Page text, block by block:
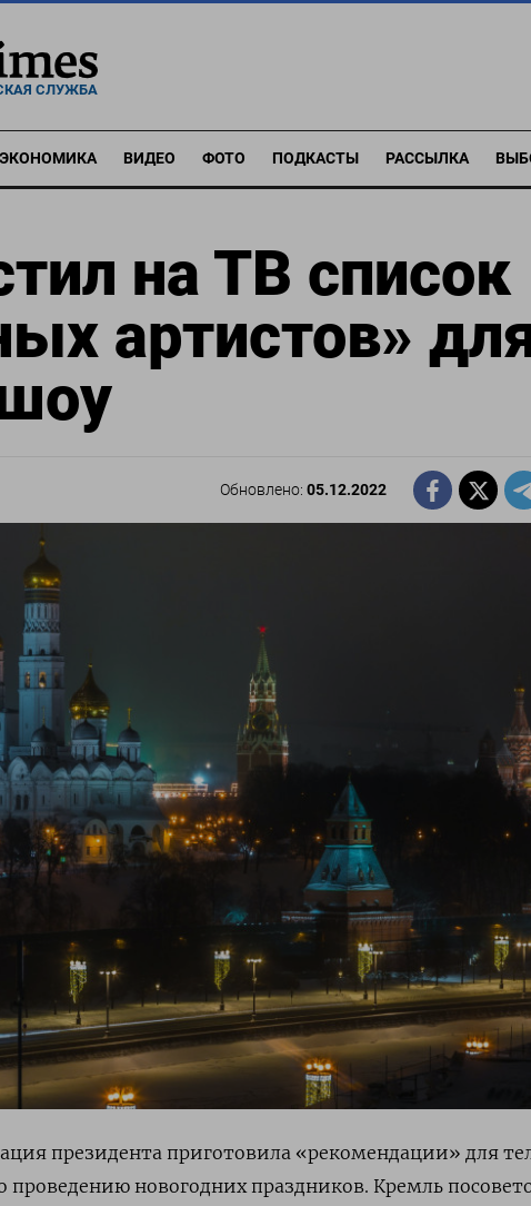
СЛУЖБА
ЭКОНОМИКА ВИДЕО ФОТО ПОДКАСТЫ РАССЫЛКА
на ТВ список
артистов»
Обновлено:05.12.2022
президента приготовила «рекомендации» для
проведению новогодних праздников. Кремль